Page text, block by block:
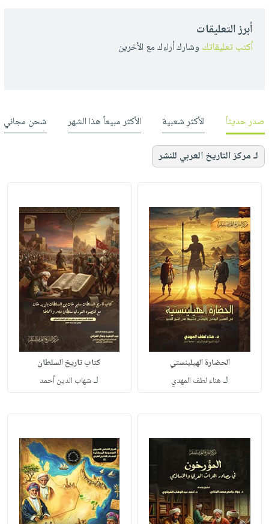
أبرز التعليقات
أكتب تعليقاتك وشارك أراءك مع الأخرين
صدر حديثاً الأكثر شعبية الأكثر مبيعاً هذا الشهر شحن مجاني
لـ مركز التاريخ العربي للنشر
الحضارة الهيلينستي
لـ هناء لطف المهدي
كتاب تاريخ السلطان
لـشهاب الدين أحمد